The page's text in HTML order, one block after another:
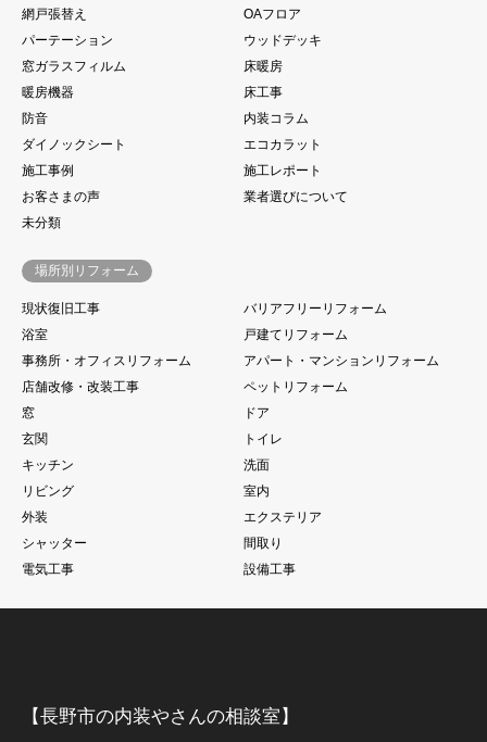
網戸張替え
OAフロア
パーテーション
ウッドデッキ
窓ガラスフィルム
床暖房
暖房機器
床工事
防音
内装コラム
ダイノックシート
エコカラット
施工事例
施工レポート
お客さまの声
業者選びについて
未分類
場所別リフォーム
現状復旧工事
バリアフリーリフォーム
浴室
戸建てリフォーム
事務所・オフィスリフォーム
アパート・マンションリフォーム
店舗改修・改装工事
ペットリフォーム
窓
ドア
玄関
トイレ
キッチン
洗面
リビング
室内
外装
エクステリア
シャッター
間取り
電気工事
設備工事
【長野市の内装やさんの相談室】